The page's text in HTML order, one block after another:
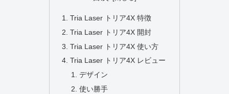
Tria Laser トリア4X 特徴
Tria Laser トリア4X 開封
Tria Laser トリア4X 使い方
Tria Laser トリア4X レビュー
デザイン
使い勝手